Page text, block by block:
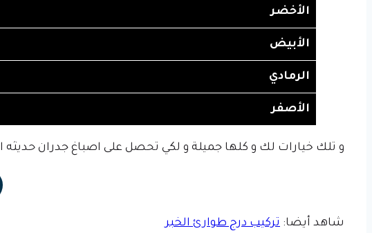
الأخضر
الأبيض
الرمادي
الأصفر
و تلك خيارات لك و كلها جميلة و لكي تحصل على اصباغ جدران حديثه
شاهد أيضا: تركيب درج طوارئ الخبر